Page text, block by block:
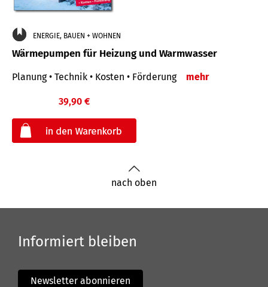
ENERGIE, BAUEN + WOHNEN
Wärmepumpen für Heizung und Warmwasser
Planung • Technik • Kosten • Förderung mehr
39,90 €
nach oben
Informiert bleiben
Newsletter abonnieren